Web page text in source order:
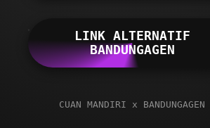
LINK ALTERNATIF
BANDUNGAGEN
CUAN MANDIRI x BANDUNGAGEN